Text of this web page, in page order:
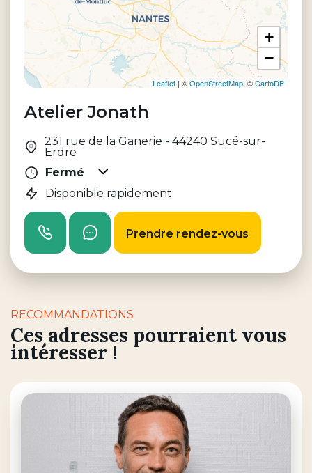
+
−
Leaflet | ©OpenStreetMap, ©CartoDB
Atelier Jonath
231 rue de la Ganerie -44240Sucé-sur-
Erdre
Fermé
Afficher les horaires d'ouverture
Disponible rapidement
AppelerEnvoyer un message
Prendre rendez-vous
RECOMMANDATIONS
Ces adresses pourraient vous
intéresser !